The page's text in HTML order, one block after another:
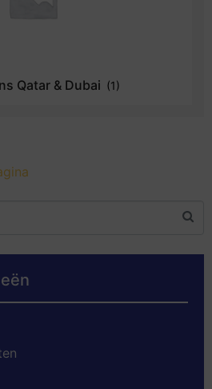
Qatar & Dubai (1)